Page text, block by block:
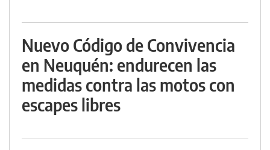
Nuevo Código de Convivencia
en Neuquén: endurecen las
medidas contra las motos con
escapes libres